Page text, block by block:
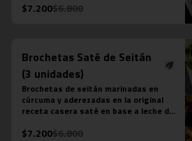
$7.200$6.800
Brochetas Saté de Seitán
(3 unidades)
Brochetas de seitán marinadas en
cúrcuma y aderezadas en la original
receta casera saté en base a leche de
cilantro, tamarindo y ají.
$7.200$6.800